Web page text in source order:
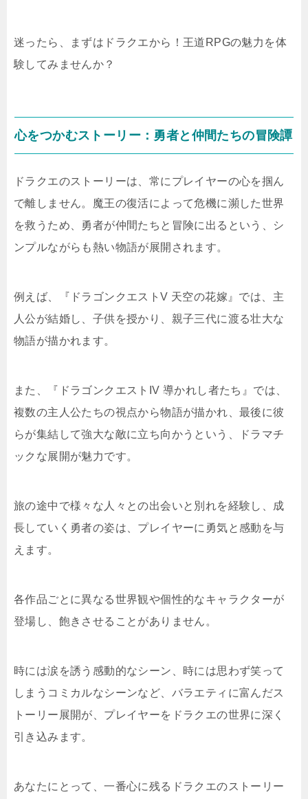
迷ったら、まずはドラクエから！王道RPGの魅力を体
験してみませんか？
心をつかむストーリー：勇者と仲間たちの冒険譚
ドラクエのストーリーは、常にプレイヤーの心を掴ん
で離しません。魔王の復活によって危機に瀕した世界
を救うため、勇者が仲間たちと冒険に出るという、シ
ンプルながらも熱い物語が展開されます。
例えば、『ドラゴンクエストV 天空の花嫁』では、主
人公が結婚し、子供を授かり、親子三代に渡る壮大な
物語が描かれます。
また、『ドラゴンクエストIV 導かれし者たち』では、
複数の主人公たちの視点から物語が描かれ、最後に彼
らが集結して強大な敵に立ち向かうという、ドラマチ
ックな展開が魅力です。
旅の途中で様々な人々との出会いと別れを経験し、成
長していく勇者の姿は、プレイヤーに勇気と感動を与
えます。
各作品ごとに異なる世界観や個性的なキャラクターが
登場し、飽きさせることがありません。
時には涙を誘う感動的なシーン、時には思わず笑って
しまうコミカルなシーンなど、バラエティに富んだス
トーリー展開が、プレイヤーをドラクエの世界に深く
引き込みます。
あなたにとって、一番心に残るドラクエのストーリー